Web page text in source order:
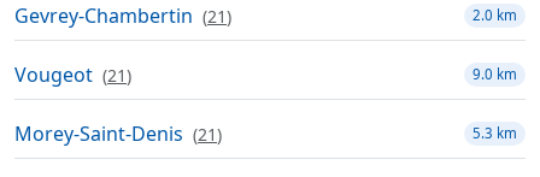
Gevrey-Chambertin (21) 2.0 km
Vougeot (21) 9.0 km
Morey-Saint-Denis (21) 5.3 km